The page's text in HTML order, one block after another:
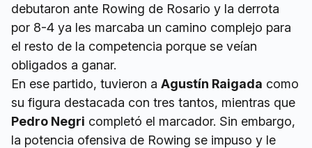
debutaron ante Rowing de Rosario y la derrota
por 8-4 ya les marcaba un camino complejo para
el resto de la competencia porque se veían
obligados a ganar.
En ese partido, tuvieron a Agustín Raigada como
su figura destacada con tres tantos, mientras que
Pedro Negri completó el marcador. Sin embargo,
la potencia ofensiva de Rowing se impuso y le